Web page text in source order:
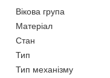
Вікова група
Матеріал
Стан
Тип
Тип механізму